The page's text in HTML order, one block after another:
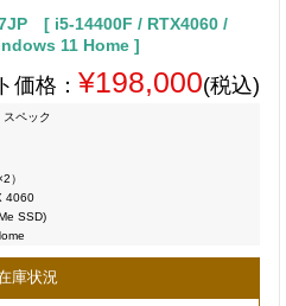
[ i5-14400F / RTX4060 /
11 Home ]
価格： ¥198,000(税込)
スペック
）
4060
SSD)
庫状況